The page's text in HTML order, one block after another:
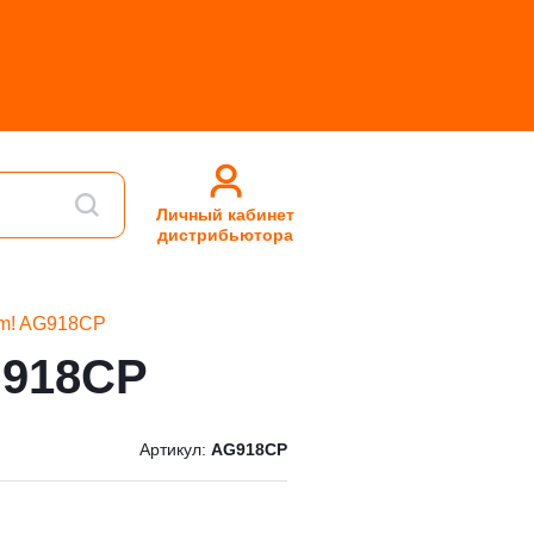
Личный кабинет
дистрибьютора
AG918CP
Артикул: AG918CP